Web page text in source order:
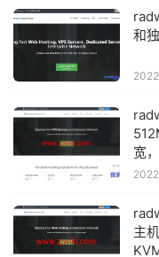
和
宽
主